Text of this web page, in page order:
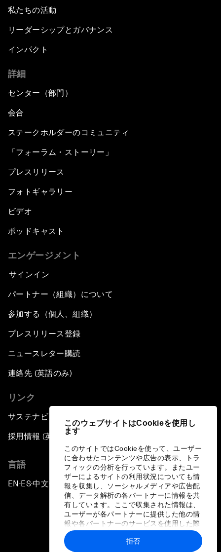
このウェブサイトはCookieを使用し
ます
このサイトではCookieを使って、ユーザー
に合わせたコンテンツや広告の表示、トラ
フィックの分析を行っています。またユー
ザーによるサイトの利用状況についても情
報を収集し、ソーシャルメディアや広告配
信、データ解析の各パートナーに情報を共
有しています。ここで収集された情報は、
ユーザーが各パートナーに提供した他の情
報や各パートナーのサービスを使用した際
に収集された情報と組み合わされ、各パー
トナーによって使用されることがありま
拒否
私たちの活動
リーダーシップとガバナンス
インパクト
詳細
センター（部門）
会合
ステークホルダーのコミュニティ
「フォーラム・ストーリー」
プレスリリース
フォトギャラリー
ビデオ
ポッドキャスト
エンゲージメント
サインイン
パートナー（組織）について
参加する（個人、組織）
プレスリリース登録
ニュースレター購読
連絡先 (英語のみ)
リンク
サステナビリティへの取り組み
採用情報 (英語のみ)
言語
EN ▪ES▪中文▪ 日本語
プライバシーポリシーと利用規約